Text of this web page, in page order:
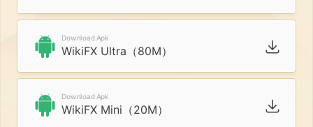
Download Apk
WikiFX Ultra（80M）
Download Apk
WikiFX Mini（20M）